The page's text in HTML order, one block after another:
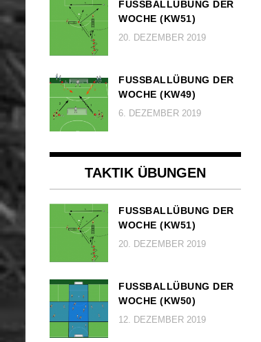
FUSSBALLÜBUNG DER W
OCHE (KW51)
20. DEZEMBER 2019
FUSSBALLÜBUNG DER W
OCHE (KW49)
6. DEZEMBER 2019
TAKTIK ÜBUNGEN
FUSSBALLÜBUNG DER W
OCHE (KW51)
20. DEZEMBER 2019
FUSSBALLÜBUNG DER W
OCHE (KW50)
12. DEZEMBER 2019